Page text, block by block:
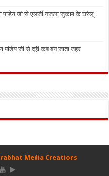
पांडेय जी से एलर्जी नजला जुकाम के घरेलू
पांडेय जी से दही कब बन जाता जहर
Media Creations